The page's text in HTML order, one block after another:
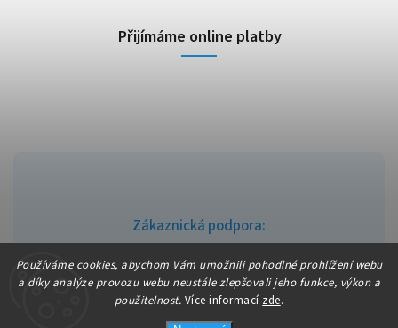
Používáme cookies, abychom Vám umožnili pohodlné prohlížení webu
a díky analýze provozu webu neustále zlepšovali jeho funkce, výkon a
použitelnost. Více informací zde.
Zákaznická podpora:
info@fajndrogerie.cz
Přijímáme online platby